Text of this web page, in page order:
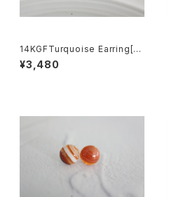
14KGFTurquoise Earring[k
gf5580]
¥3,480